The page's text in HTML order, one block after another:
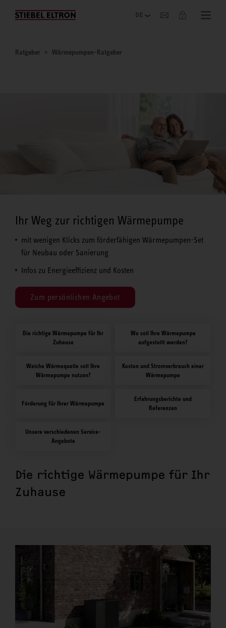
Unternehmen
Ratgeber Wärmepumpen-Ratgeber
Ihr Weg zur richtigen Wärmepumpe
mit wenigen Klicks zum förderfähigen Wärmepumpen-Set
für Neubau oder Sanierung
Infos zu Energieeffizienz und Kosten
Zum persönlichen Angebot
Die richtige Wärmepumpe für Ihr
Zuhause
Wo soll Ihre Wärmepumpe
aufgestellt werden?
Welche Wärmequelle soll Ihre
Wärmepumpe nutzen?
Kosten und Stromverbrauch einer
Wärmepumpe
Förderung für Ihrer Wärmepumpe
Erfahrungsberichte und
Referenzen
Unsere verschiedenen Service-
Angebote
Die richtige Wärmepumpe für Ihr
Zuhause